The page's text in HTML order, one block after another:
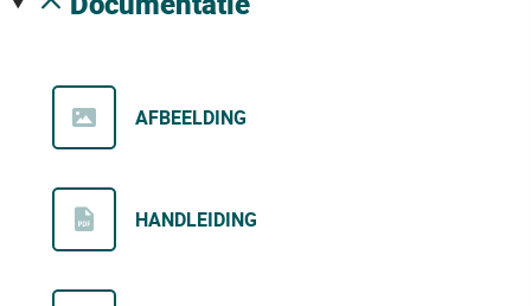
AFBEELDING
HANDLEIDING